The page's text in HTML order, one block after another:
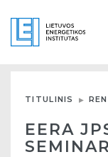
TITULINIS
EERA